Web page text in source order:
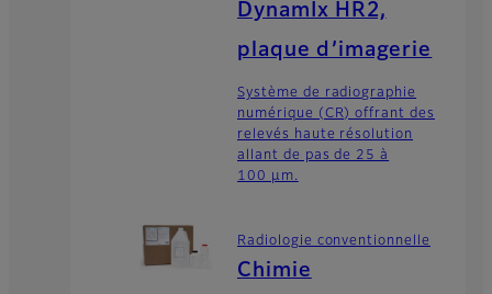
DynamIx HR2,
plaque d’imagerie
Système de radiographie
numérique (CR) offrant des
relevés haute résolution
allant de pas de 25 à
100 μm.
Radiologie conventionnelle
Chimie